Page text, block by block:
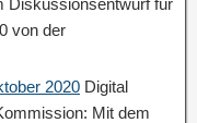
Diskussionsentwurf für
von der
2020 Digital
Mit dem